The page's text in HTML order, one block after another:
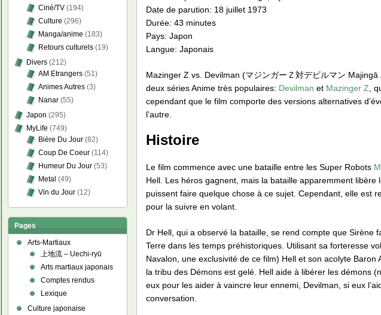
Date de parution: 18 juillet 1973
Durée: 43 minutes
Pays: Japon
Langue: Japonais
Mazinger Z vs. Devilman (マジンガーＺ対デビルマン
deux séries Anime très populaires: Devilman et Mazinger Z ,
cependant que le film comporte des versions alternatives
l’autre.
Histoire
Le film commence avec une bataille entre les Super Robots
Hell. Les héros gagnent, mais la bataille apparemment libère
puissent faire quelque chose à ce sujet. Cependant, elle est
pour la suivre en volant.
Dr Hell, qui a observé la bataille, se rend compte que
Terre dans les temps préhistoriques. Utilisant sa forteresse
Navalon, une exclusivité de ce film) Hell et son acolyte
la tribu des Démons est gelé. Hell aide à libérer les démons
eux pour les aider à vaincre leur ennemi, Devilman, si eux
conversation.
Ciné/TV (194)
Culture (296)
Manga/anime (183)
Retours culturels (19)
Divers (212)
AM Etrangers (51)
Animes Autres (3)
Nanar (55)
Japon (295)
MyLife (749)
Bière Du Jour (82)
Coup De Coeur (114)
Humeur Du Jour (53)
Metal (49)
Vin du Jour (12)
Pages
Arts-Martiaux
上地流 – Uechi-ryū
Arts martiaux japonais
Comptes rendus
Lexique
Culture japonaise